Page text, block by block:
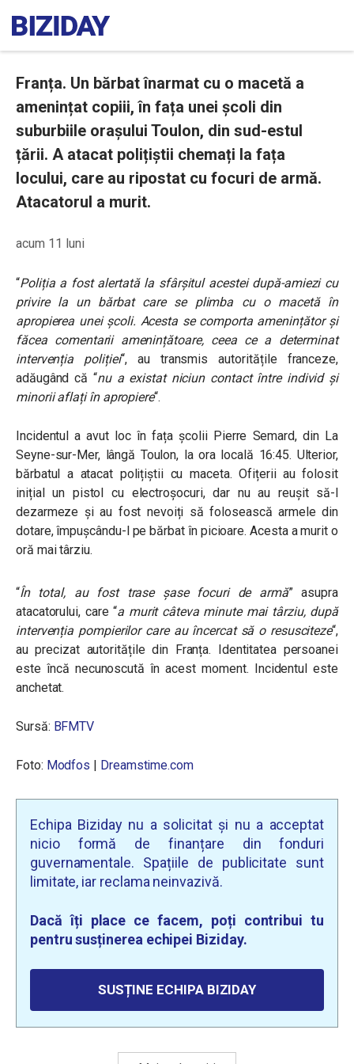
Franța. Un bărbat înarmat cu o macetă a
amenințat copiii, în fața unei școli din
suburbiile orașului Toulon, din sud-estul
țării. A atacat polițiștii chemați la fața
locului, care au ripostat cu focuri de armă.
Atacatorul a murit.
acum 11 luni
“Poliția a fost alertată la sfârșitul acestei după-amiezi cu
privire la un bărbat care se plimba cu o macetă în
apropierea unei școli. Acesta se comporta amenințător și
făcea comentarii amenințătoare, ceea ce a determinat
intervenția poliției“, au transmis autoritățile franceze,
adăugând că “nu a existat niciun contact între individ și
minorii aflați în apropiere“.
Incidentul a avut loc în fața școlii Pierre Semard, din La
Seyne-sur-Mer, lângă Toulon, la ora locală 16:45. Ulterior,
bărbatul a atacat polițiștii cu maceta. Ofițerii au folosit
inițial un pistol cu ​​electroșocuri, dar nu au reușit să-l
dezarmeze și au fost nevoiți să folosească armele din
dotare, împușcându-l pe bărbat în picioare. Acesta a murit o
oră mai târziu.
“În total, au fost trase șase focuri de armă” asupra
atacatorului, care “a murit câteva minute mai târziu, după
intervenția pompierilor care au încercat să o resusciteze“,
au precizat autoritățile din Franța. Identitatea persoanei
este încă necunoscută în acest moment. Incidentul este
anchetat.
Sursă: BFMTV
Foto: Modfos | Dreamstime.com
Echipa Biziday nu a solicitat și nu a acceptat
nicio formă de finanțare din fonduri
guvernamentale. Spațiile de publicitate sunt
limitate, iar reclama neinvazivă.
Dacă îți place ce facem, poți contribui tu
pentru susținerea echipei Biziday.
SUSȚINE ECHIPA BIZIDAY